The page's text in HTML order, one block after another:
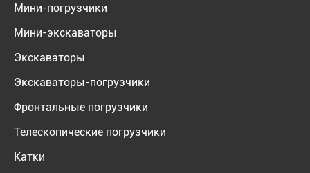
Мини-погрузчики
Мини-экскаваторы
Экскаваторы
Экскаваторы-погрузчики
Фронтальные погрузчики
Телескопические погрузчики
Катки